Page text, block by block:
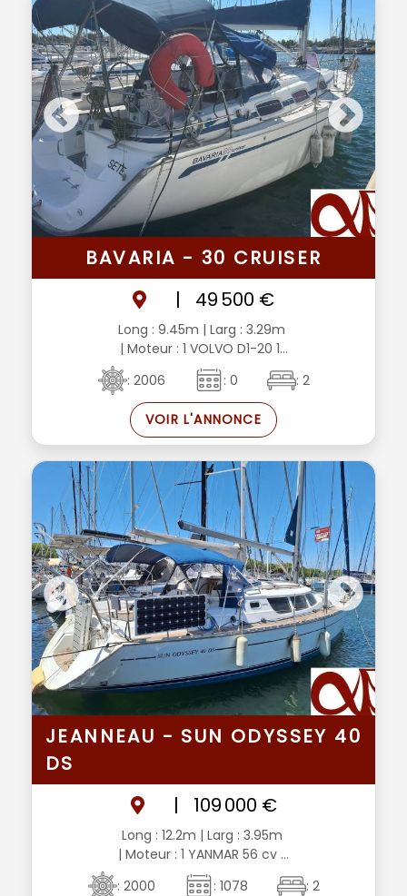
BAVARIA - 30 CRUISER
|
49 500 €
Long : 9.45m | Larg : 3.29m
| Moteur : 1 VOLVO D1-20 1...
: 2006
: 0 : 2
VOIR L'ANNONCE
JEANNEAU - SUN ODYSSEY 40
DS
|
109 000 €
Long : 12.2m | Larg : 3.95m
| Moteur : 1 YANMAR 56 cv ...
: 2000
: 1078 : 2